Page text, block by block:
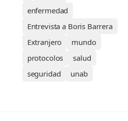
enfermedad
Entrevista a Boris Barrera
Extranjero
mundo
protocolos
salud
seguridad
unab